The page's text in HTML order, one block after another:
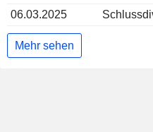
06.03.2025
Mehr sehen